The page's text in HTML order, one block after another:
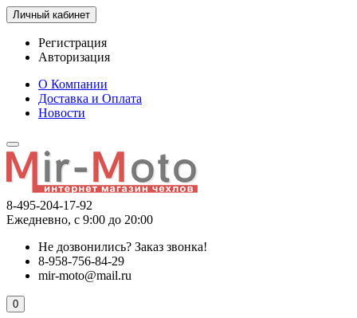
Личный кабинет
Регистрация
Авторизация
О Компании
Доставка и Оплата
Новости
8-495-204-17-92
Ежедневно, с 9:00 до 20:00
Не дозвонились? Заказ звонка!
8-958-756-84-29
mir-moto@mail.ru
0